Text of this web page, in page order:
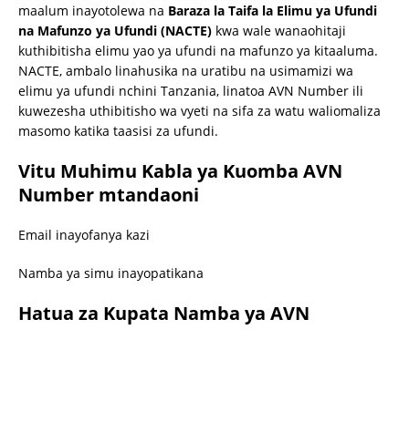
maalum inayotolewa na Baraza la Taifa la Elimu ya Ufundi
na Mafunzo ya Ufundi (NACTE) kwa wale wanaohitaji
kuthibitisha elimu yao ya ufundi na mafunzo ya kitaaluma.
NACTE, ambalo linahusika na uratibu na usimamizi wa
elimu ya ufundi nchini Tanzania, linatoa AVN Number ili
kuwezesha uthibitisho wa vyeti na sifa za watu waliomaliza
masomo katika taasisi za ufundi.
Vitu Muhimu Kabla ya Kuomba AVN
Number mtandaoni
Email inayofanya kazi
Namba ya simu inayopatikana
Hatua za Kupata Namba ya AVN